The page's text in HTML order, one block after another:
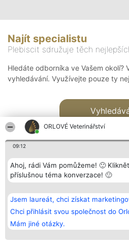
ORLOVÉ Veterinářství
09:12
Ahoj, rádi Vám pomůžeme! 🙂
příslušnou téma konverzace! 🙂
Jsem laureát, chci získat
Chci přihlásit svou společnost do
Mám jiné otázky.
Najít specialistu
Plebiscit sdružuje těch
Hledáte odborníka ve Vašem okolí?
vyhledávání. Využívejte pouze ty
Bright Side Solutions sp. z o.
o. sp. k.
ul. Ruska 22
Wrocław 50-079
KRS 0000749100 | Regon
381313360 | NIP 8943132676
Vítězové
Seznam
laureátů
Zásady
Zásady